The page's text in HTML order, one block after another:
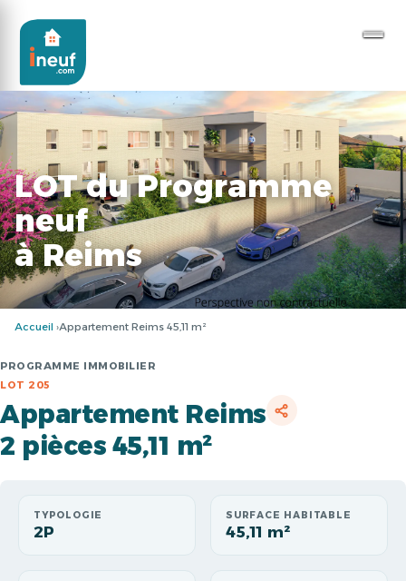
LOT du Programme
neuf
à Reims
Accueil Appartement Reims 45,11 m²
PROGRAMME IMMOBILIER
LOT 205
Appartement Reims
2 pièces 45,11 m²
TYPOLOGIE
2P
SURFACE HABITABLE
45,11 m²